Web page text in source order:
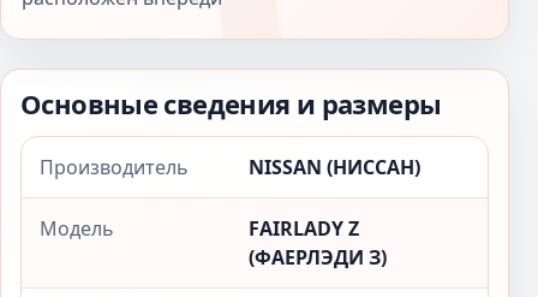
Основные сведения и размеры
Производитель NISSAN (НИССАН)
Модель
FAIRLADY Z
(ФАЕРЛЭДИ З)